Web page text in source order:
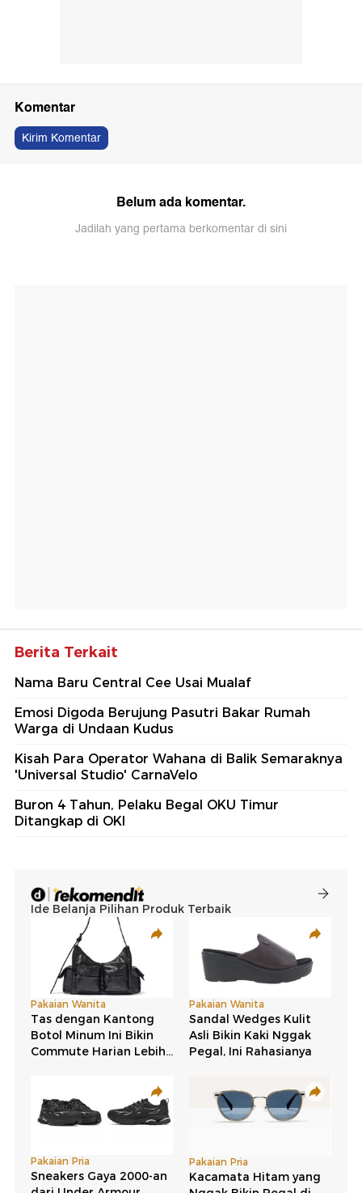
Komentar
Kirim Komentar
Belum ada komentar.
Jadilah yang pertama berkomentar di sini
Berita Terkait
Nama Baru Central Cee Usai Mualaf
Emosi Digoda Berujung Pasutri Bakar Rumah
Warga di Undaan Kudus
Kisah Para Operator Wahana di Balik Semaraknya
'Universal Studio' CarnaVelo
Buron 4 Tahun, Pelaku Begal OKU Timur
Ditangkap di OKI